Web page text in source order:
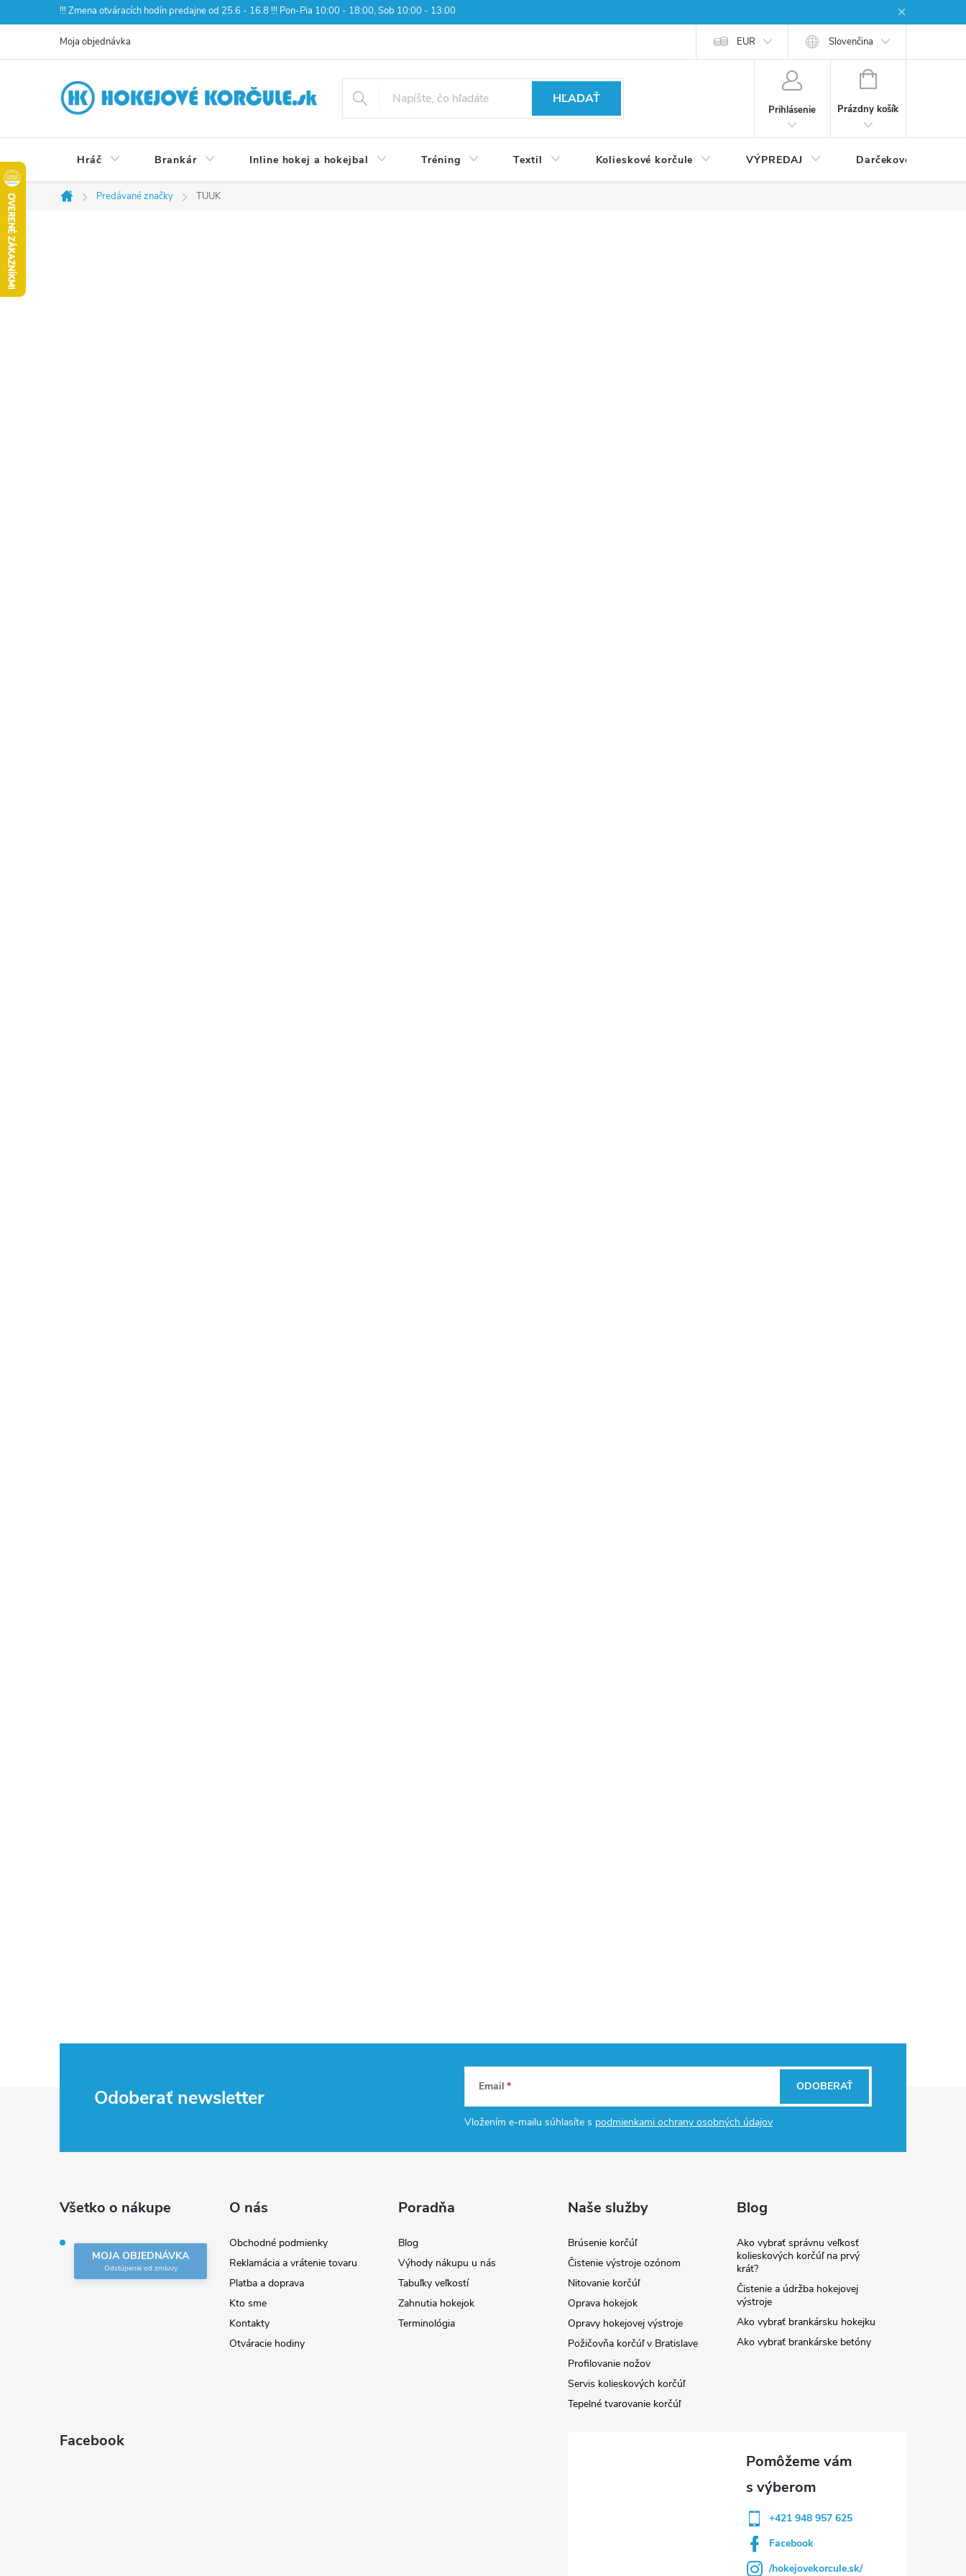
na
!!! Zmena otváracích hodín predajne od 25.6 - 16.8 !!! Pon-Pia 10:00 - 18:00, Sob 10:00 - 13:00
Moja objednávka EUR Slovenčina
HĽADAŤ
Prihlásenie
NÁKUPNÝ
Prázdny košík
Hráč Brankár Inline hokej a hokejbal Tréning Textil Kolieskové korčule VÝPREDAJ Darčekové poukážky
Domov
Predávané značky TUUK
Odoberať newsletter Email
Vložením e-mailu súhlasíte s podmienkami ochrany osobných údajov
ODOBERAŤ
Všetko o nákupe
MOJA OBJEDNÁVKA
O nás
Obchodné podmienky
Reklamácia a vrátenie tovaru
Platba a doprava
Kto sme
Kontakty
Otváracie hodiny
Poradňa
Blog
Výhody nákupu u nás
Tabuľky veľkostí
Zahnutia hokejok
Terminológia
Naše služby
Brúsenie korčúľ
Čistenie výstroje ozónom
Nitovanie korčúľ
Oprava hokejok
Opravy hokejovej výstroje
Požičovňa korčúľ v Bratislave
Profilovanie nožov
Servis kolieskových korčúľ
Tepelné tvarovanie korčúľ
Blog
Ako vybrať správnu veľkosť
kolieskových korčúľ na prvý
krát?
Čistenie a údržba hokejovej
výstroje
Ako vybrať brankársku hokejku
Ako vybrať brankárske betóny
Facebook
+421 948 957 625
Facebook
/hokejovekorcule.sk/